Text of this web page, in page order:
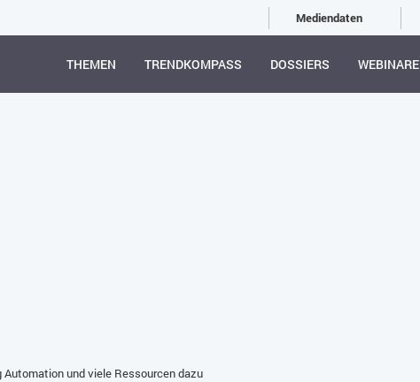
Mediendaten
THEMEN TRENDKOMPASS DOSSIERS WEBINARE
Automation und viele Ressourcen dazu